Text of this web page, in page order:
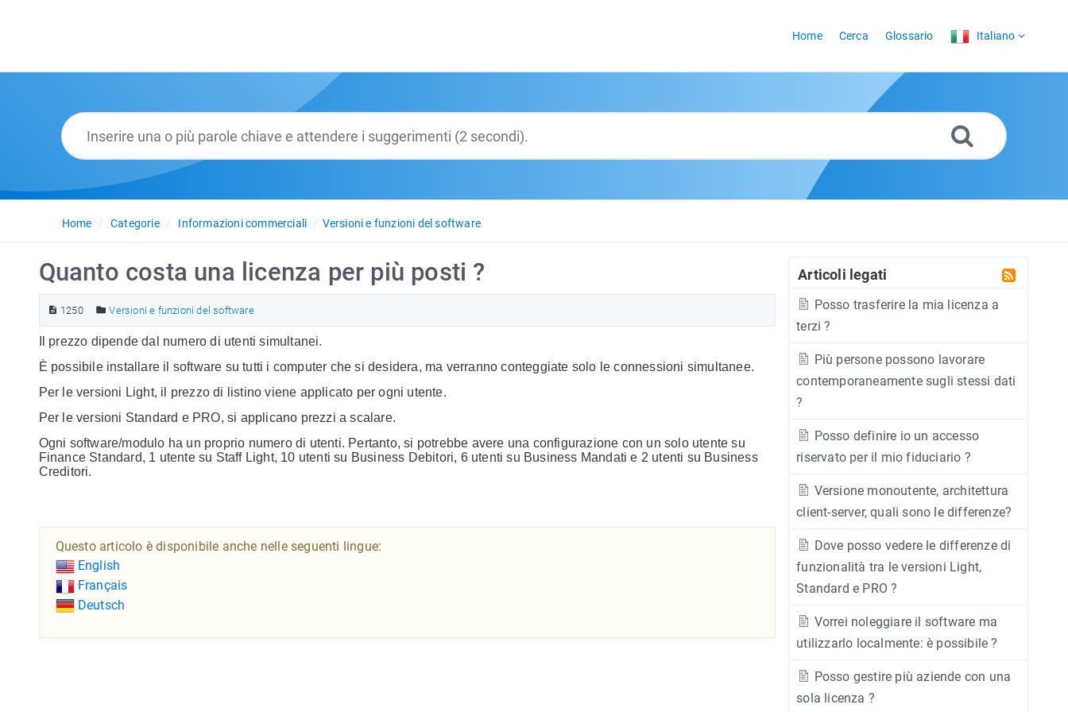
Home Cerca Glossario Italiano
Home Categorie Informazioni commerciali Versioni e funzioni del software
Articoli legati
Posso trasferire la mia licenza a
terzi ?
Più persone possono lavorare
contemporaneamente sugli stessi dati
?
Posso definire io un accesso
riservato per il mio fiduciario ?
Versione monoutente, architettura
client-server, quali sono le differenze?
Dove posso vedere le differenze di
funzionalità tra le versioni Light,
Standard e PRO ?
Vorrei noleggiare il software ma
utilizzarlo localmente: è possibile ?
Posso gestire più aziende con una
sola licenza ?
Quanto costa una licenza per più posti ?
1250 Versioni e funzioni del software
Il prezzo dipende dal numero di utenti simultanei.
È possibile installare il software su tutti i computer che si desidera, ma verranno conteggiate solo le connessioni simultanee.
Per le versioni Light, il prezzo di listino viene applicato per ogni utente.
Per le versioni Standard e PRO, si applicano prezzi a scalare.
Ogni software/modulo ha un proprio numero di utenti. Pertanto, si potrebbe avere una configurazione con un solo utente su
Finance Standard, 1 utente su Staff Light, 10 utenti su Business Debitori, 6 utenti su Business Mandati e 2 utenti su Business
Creditori.
Questo articolo è disponibile anche nelle seguenti lingue:
English
Français
Deutsch